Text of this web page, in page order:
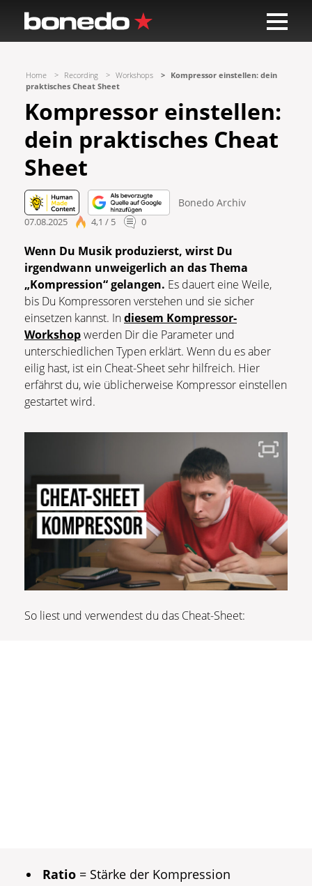
Home Recording Workshops
Kompressor einstellen: dein
praktisches Cheat Sheet
Kompressor einstellen:
dein praktisches Cheat
Sheet
Bonedo Archiv
07.08.2025 4,1 / 5 0
Wenn Du Musik produzierst, wirst Du
irgendwann unweigerlich an das Thema
„Kompression“ gelangen. Es dauert eine Weile,
bis Du Kompressoren verstehen und sie sicher
einsetzen kannst. Indiesem Kompressor-
Workshopwerden Dir die Parameter und
unterschiedlichen Typen erklärt. Wenn du es aber
eilig hast, ist ein Cheat-Sheet sehr hilfreich. Hier
erfährst du, wie üblicherweise Kompressor einstellen
gestartet wird.
So liest und verwendest du das Cheat-Sheet:
Ratio = Stärke der Kompression